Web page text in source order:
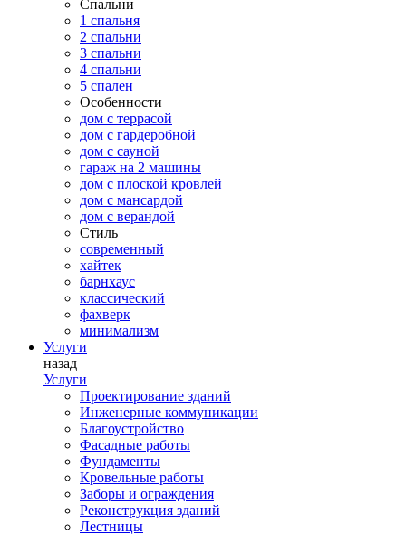
Спальни
1 спальня
2 спальни
3 спальни
4 спальни
5 спален
Особенности
дом с террасой
дом с гардеробной
дом с сауной
гараж на 2 машины
дом с плоской кровлей
дом с мансардой
дом с верандой
Стиль
современный
хайтек
барнхаус
классический
фахверк
минимализм
Услуги
назад
Услуги
Проектирование зданий
Инженерные коммуникации
Благоустройство
Фасадные работы
Фундаменты
Кровельные работы
Заборы и ограждения
Реконструкция зданий
Лестницы